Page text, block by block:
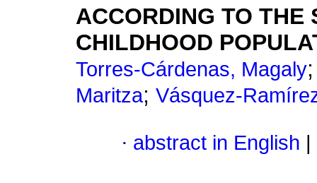
ACCORDING TO THE
CHILDHOOD
Torres-Cárdenas, Magaly
Maritza; Vásquez-
· abstract in English